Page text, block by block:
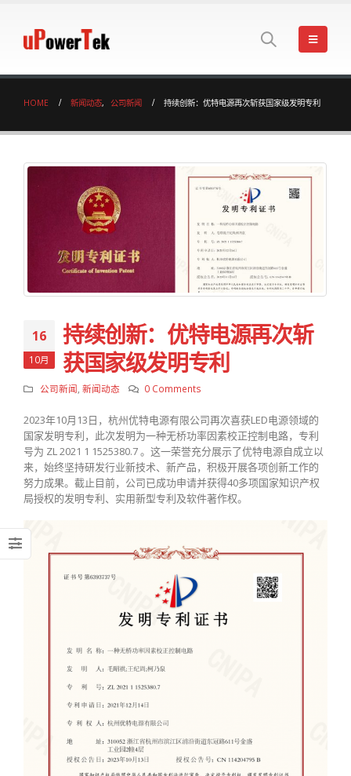
HOME 新闻动态, 公司新闻 持续创新：优特电源再次斩获国家级发明专利
16
10月
持续创新：优特电源再次斩
获国家级发明专利
公司新闻 新闻动态 0 Comments
2023年10月13日，杭州优特电源有限公司再次喜获LED电源领域的
国家发明专利，此次发明为一种无桥功率因素校正控制电路，专利
号为 ZL 2021 1 1525380.7 。这一荣誉充分展示了优特电源自成立以
来，始终坚持研发行业新技术、新产品，积极开展各项创新工作的
努力成果。截止目前，公司已成功申请并获得40多项国家知识产权
局授权的发明专利、实用新型专利及软件著作权。